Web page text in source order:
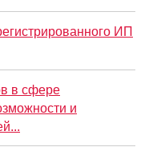
ИП
в сфере
и